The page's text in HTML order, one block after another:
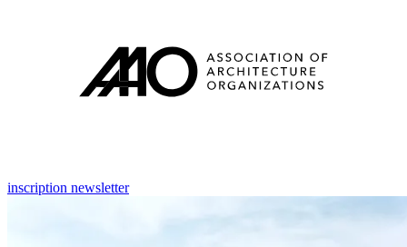
inscription newsletter